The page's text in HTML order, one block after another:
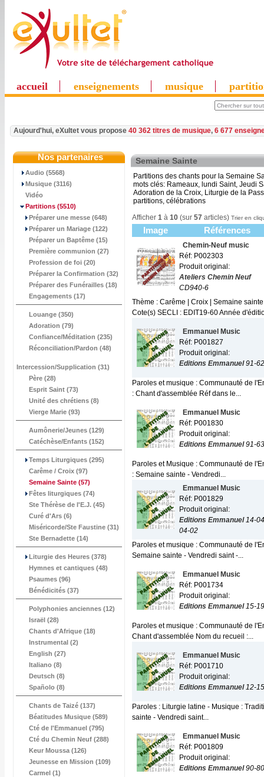
accueil enseignements musique
Aujourd'hui, eXultet vous propose 40 362 titres de musique, 6 677
Nos partenaires
Audio (5568)
Musique (3116)
Vidéo
Partitions (5510)
Préparer une messe (648)
Préparer un Mariage (122)
Préparer un Baptême (15)
Première communion (27)
Profession de foi (20)
Préparer la Confirmation (32)
Préparer des Funérailles (18)
Engagements (17)
Louange (350)
Adoration (79)
Confiance/Méditation (235)
Réconciliation/Pardon (48)
Intercession/Supplication (31)
Père (28)
Esprit Saint (73)
Unité des chrétiens (8)
Vierge Marie (93)
Aumônerie/Jeunes (129)
Catéchèse/Enfants (152)
Temps Liturgiques (295)
Carême / Croix (97)
Semaine Sainte (57)
Fêtes liturgiques (74)
Ste Thérèse de l'E.J. (45)
Curé d'Ars (6)
Miséricorde/Ste Faustine (31)
Ste Bernadette (14)
Liturgie des Heures (378)
Hymnes et cantiques (48)
Psaumes (96)
Bénédicités (37)
Polyphonies anciennes (12)
Israël (28)
Chants d'Afrique (18)
Instrumental (2)
English (27)
Italiano (8)
Deutsch (8)
Spañolo (8)
Chants de Taizé (137)
Béatitudes Musique (589)
Cté de l'Emmanuel (795)
Cté du Chemin Neuf (288)
Keur Moussa (126)
Jeunesse en Mission (109)
Carmel (1)
Semaine Sainte
Partitions des chants pour la Semaine
mots clés: Rameaux, lundi Saint, Jeudi
Adoration de la Croix, Liturgie de la
partitions, célébrations
Afficher 1 à 10 (sur 57 articles) Trier en
Image Références
Chemin-Neuf music
Réf: P002303
Produit original:
Ateliers Chemin Neuf
CD940-6
Thème : Carême | Croix | Semaine
Cote(s) SECLI : EDIT19-60 Année
Emmanuel Music
Réf: P001827
Produit original:
Editions Emmanuel91-62
Paroles et musique : Communauté de
: Chant d'assemblée Réf dans le...
Emmanuel Music
Réf: P001830
Produit original:
Editions Emmanuel91-63
Paroles et Musique : Communauté de
: Semaine sainte - Vendredi...
Emmanuel Music
Réf: P001829
Produit original:
Editions Emmanuel14-
04-02
Paroles et musique : Communauté de
Semaine sainte - Vendredi saint -...
Emmanuel Music
Réf: P001734
Produit original:
Editions Emmanuel15-19
Paroles et musique : Communauté de
Chant d'assemblée Nom du recueil :...
Emmanuel Music
Réf: P001710
Produit original:
Editions Emmanuel12-15
Paroles : Liturgie latine - Musique :
sainte - Vendredi saint...
Emmanuel Music
Réf: P001809
Produit original:
Editions Emmanuel90-80